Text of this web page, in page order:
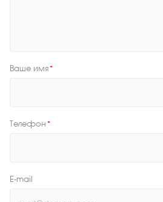
Ваше имя*
Телефон *
E-mail